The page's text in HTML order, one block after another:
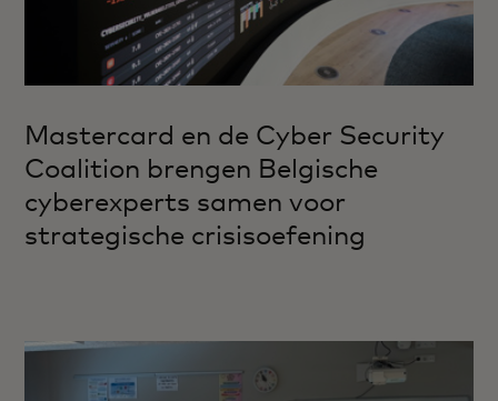
Mastercard en de Cyber Security
Coalition brengen Belgische
cyberexperts samen voor
strategische crisisoefening